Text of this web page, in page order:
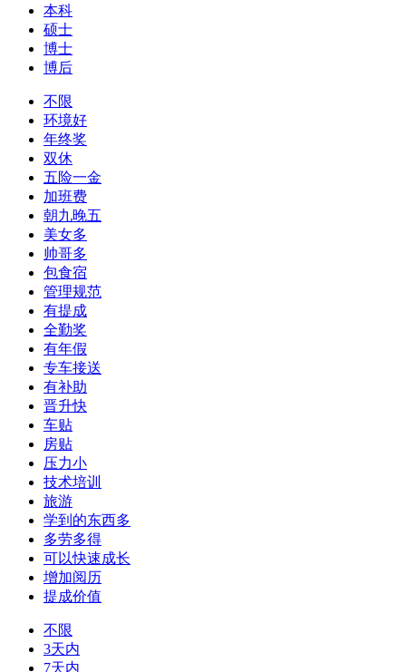
本科
硕士
博士
博后
不限
环境好
年终奖
双休
五险一金
加班费
朝九晚五
美女多
帅哥多
包食宿
管理规范
有提成
全勤奖
有年假
专车接送
有补助
晋升快
车贴
房贴
压力小
技术培训
旅游
学到的东西多
多劳多得
可以快速成长
增加阅历
提成价值
不限
3天内
7天内